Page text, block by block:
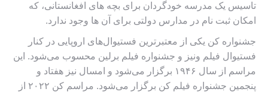
تاسیس یک مدرسه خودگردان برای بچه های افغانستانی، که
امکان ثبت نام در مدارس دولتی برای آن ها وجود ندارد.
جشنواره کن یکی از معتبرترین فستیوال‌های اروپایی در کنار
فستیوال فیلم ونیز و جشنواره فیلم برلین محسوب می‌شود. این
مراسم از سال ۱۹۴۶ برگزار می‌شود و امسال نیز هفتاد و
پنجمین جشنواره فیلم کن برگزار می‌شود. مراسم کن ۲۰۲۲ از